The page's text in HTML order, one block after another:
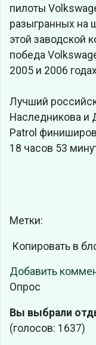
пилоты
разыгранных на
этой заводской
победа
2005 и 2006
Лучший
Наследникова и
Patrol
18 часов 53
Метки:
Копировать в
Добавить
Опрос
Вы выбрали
(голосов: 1637)